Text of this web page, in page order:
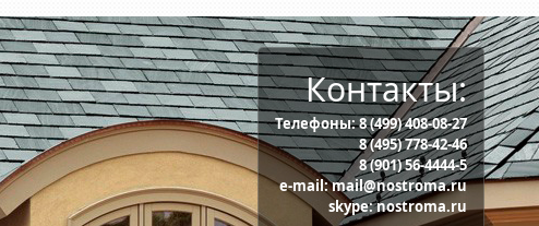
Контакты:
Телефоны:8 (499) 408-08-27
8 (495) 778-42-46
8 (901) 56-4444-5
e-mail:mail@nostroma.ru
skype:nostroma.ru